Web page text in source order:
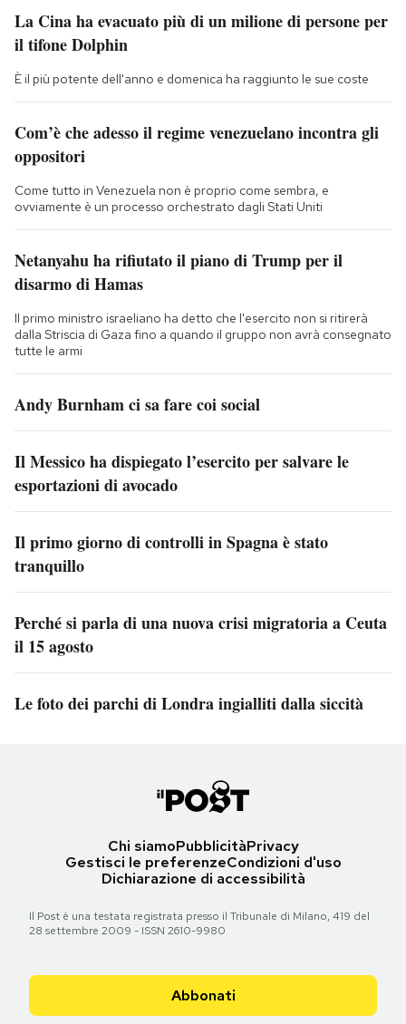
La Cina ha evacuato più di un milione di persone per
il tifone Dolphin
È il più potente dell'anno e domenica ha raggiunto le sue coste
Com’è che adesso il regime venezuelano incontra gli
oppositori
Come tutto in Venezuela non è proprio come sembra, e
ovviamente è un processo orchestrato dagli Stati Uniti
Netanyahu ha rifiutato il piano di Trump per il
disarmo di Hamas
Il primo ministro israeliano ha detto che l'esercito non si ritirerà
dalla Striscia di Gaza fino a quando il gruppo non avrà consegnato
tutte le armi
Andy Burnham ci sa fare coi social
Il Messico ha dispiegato l’esercito per salvare le
esportazioni di avocado
Il primo giorno di controlli in Spagna è stato
tranquillo
Perché si parla di una nuova crisi migratoria a Ceuta
il 15 agosto
Le foto dei parchi di Londra ingialliti dalla siccità
Chi siamoPubblicitàPrivacy
Gestisci le preferenzeCondizioni d'uso
Dichiarazione di accessibilità
Il Post è una testata registrata presso il Tribunale di Milano, 419 del
28 settembre 2009 - ISSN 2610-9980
Abbonati